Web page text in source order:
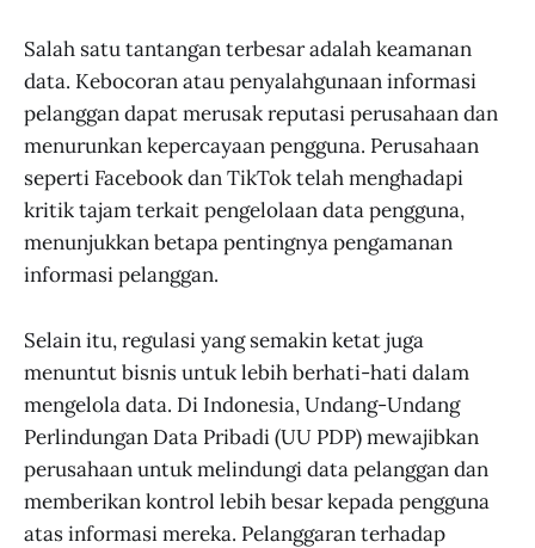
Salah satu tantangan terbesar adalah keamanan
data. Kebocoran atau penyalahgunaan informasi
pelanggan dapat merusak reputasi perusahaan dan
menurunkan kepercayaan pengguna. Perusahaan
seperti Facebook dan TikTok telah menghadapi
kritik tajam terkait pengelolaan data pengguna,
menunjukkan betapa pentingnya pengamanan
informasi pelanggan.
Selain itu, regulasi yang semakin ketat juga
menuntut bisnis untuk lebih berhati-hati dalam
mengelola data. Di Indonesia, Undang-Undang
Perlindungan Data Pribadi (UU PDP) mewajibkan
perusahaan untuk melindungi data pelanggan dan
memberikan kontrol lebih besar kepada pengguna
atas informasi mereka. Pelanggaran terhadap